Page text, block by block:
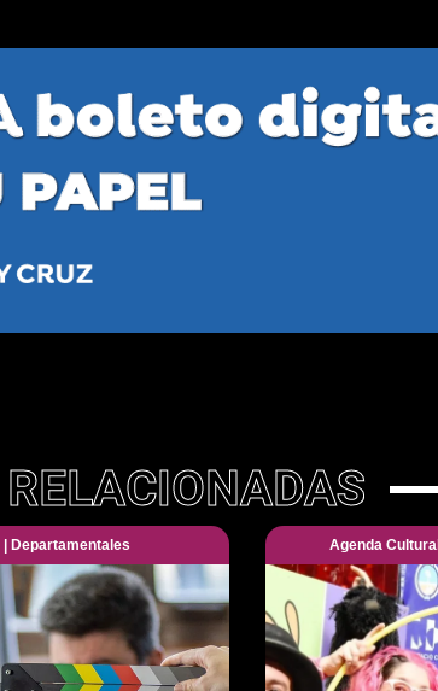
Departamentales Agenda Cultural